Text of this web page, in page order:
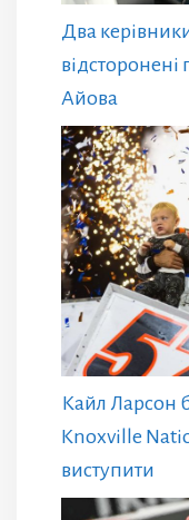
Два
відсторонені
Айова
Кайл Ларсон
Knoxville
виступити